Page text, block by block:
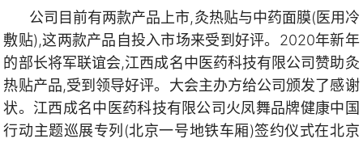
公司目前有两款产品上市,灸热贴与中药面膜(医用冷
敷贴),这两款产品自投入市场来受到好评。2020年新年
的部长将军联谊会,江西成名中医药科技有限公司赞助灸
热贴产品,受到领导好评。大会主办方给公司颁发了感谢
状。江西成名中医药科技有限公司火凤舞品牌健康中国
行动主题巡展专列(北京一号地铁车厢)签约仪式在北京